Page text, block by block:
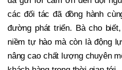
các đối tác đã đồng hành
đường phát triển. Bà cho
niềm tự hào mà còn là động
nâng cao chất lượng chuyên